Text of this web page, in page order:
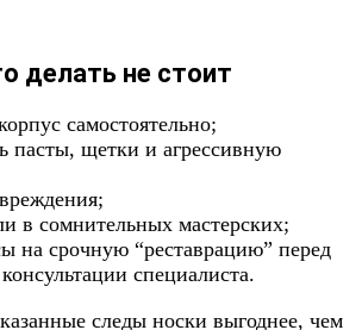
делать не стоит
самостоятельно;
пасты, щетки и агрессивную
в сомнительных мастерских;
на срочную “реставрацию” перед
специалиста.
следы носки выгоднее, чем